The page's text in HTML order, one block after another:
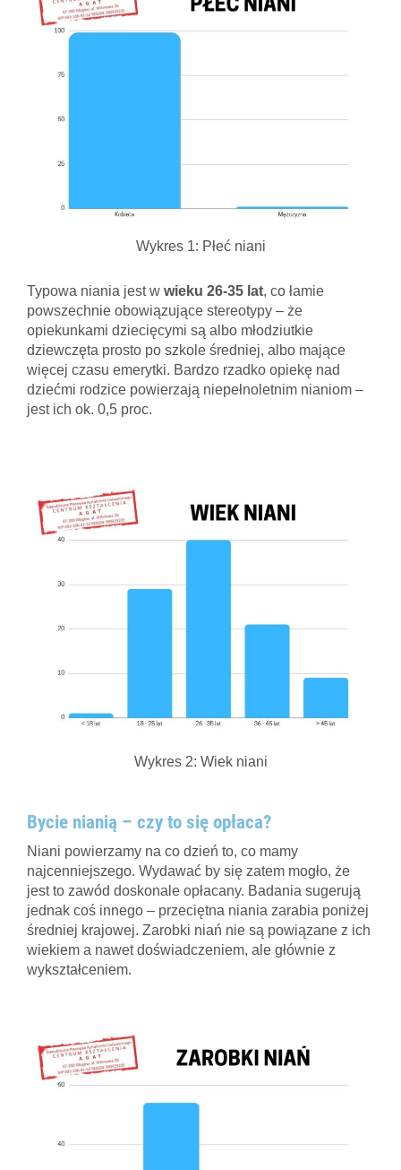
Wykres 1: Płeć niani
Typowa niania jest w wieku 26-35 lat, co łamie
powszechnie obowiązujące stereotypy – że
opiekunkami dziecięcymi są albo młodziutkie
dziewczęta prosto po szkole średniej, albo mające
więcej czasu emerytki. Bardzo rzadko opiekę nad
dziećmi rodzice powierzają niepełnoletnim nianiom –
jest ich ok. 0,5 proc.
Wykres 2: Wiek niani
Bycie nianią – czy to się opłaca?
Niani powierzamy na co dzień to, co mamy
najcenniejszego. Wydawać by się zatem mogło, że
jest to zawód doskonale opłacany. Badania sugerują
jednak coś innego – przeciętna niania zarabia poniżej
średniej krajowej. Zarobki niań nie są powiązane z ich
wiekiem a nawet doświadczeniem, ale głównie z
wykształceniem.